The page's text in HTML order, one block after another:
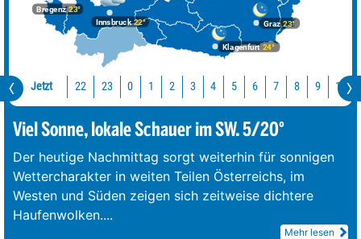
Bregenz23°
Graz23°
Innsbruck22°
Klagenfurt 24°
Jetzt 22 23 0 1 2 3 4 5 6 7 8 9 10
Viel Sonne, lokale Schauer im SW. 5/20°
Der heutige Nachmittag sorgt weiterhin für sonnigen
Wettercharakter in weiten Teilen Österreichs, im
Westen und Süden zeigen sich zeitweise dichtere
Haufenwolken....
Mehr lesen